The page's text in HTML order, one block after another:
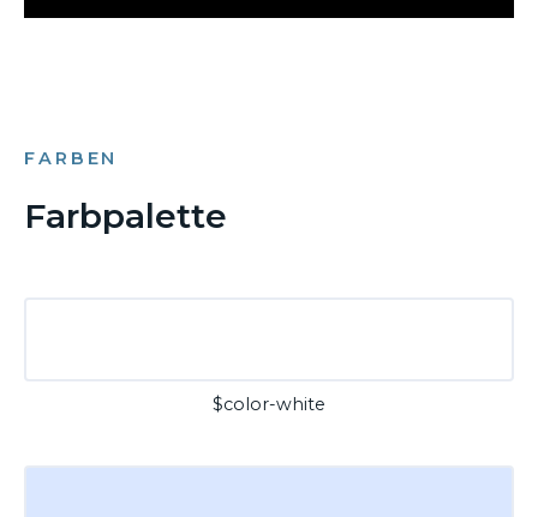
FARBEN
Farbpalette
$color-white